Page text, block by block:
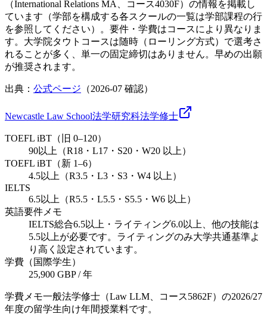
（International Relations MA、コース4030F）の情報を掲載し
ています（学部を構成する各スクールの一覧は学部課程の行
を参照してください）。要件・学費はコースにより異なりま
す。大学院タウトコースは随時（ローリング方式）で選考さ
れることが多く、単一の固定締切はありません。早めの出願
が推奨されます。
出典： 公式ページ （2026-07 確認）
Newcastle Law School法学研究科法学修士
TOEFL iBT（旧 0–120）
90以上（R18・L17・S20・W20 以上）
TOEFL iBT（新 1–6）
4.5以上（R3.5・L3・S3・W4 以上）
IELTS
6.5以上（R5.5・L5.5・S5.5・W6 以上）
英語要件メモ
IELTS総合6.5以上・ライティング6.0以上、他の技能は
5.5以上が必要です。ライティングのみ大学共通基準よ
り高く設定されています。
学費（国際学生）
25,900 GBP / 年
学費メモ一般法学修士（Law LLM、コース5862F）の2026/27
年度の留学生向け年間授業料です。